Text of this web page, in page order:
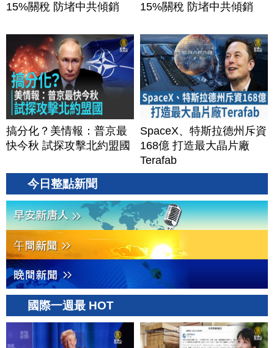
15%關稅 防堵中共傾銷
15%關稅 防堵中共傾銷
搞分化？美情報：普京最
快今秋 試探攻擊北約盟國
SpaceX、特斯拉德州斥資
168億 打造最大晶片廠
Terafab
今日整點新聞
國際一週最 HOT